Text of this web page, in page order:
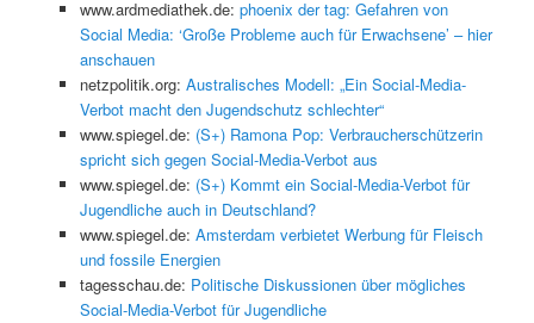
www.ardmediathek.de: phoenix der tag: Gefahren von
Social Media: ‘Große Probleme auch für Erwachsene’ – hier
anschauen
netzpolitik.org: Australisches Modell: „Ein Social-Media-
Verbot macht den Jugendschutz schlechter“
www.spiegel.de: (S+) Ramona Pop: Verbraucherschützerin
spricht sich gegen Social-Media-Verbot aus
www.spiegel.de: (S+) Kommt ein Social-Media-Verbot für
Jugendliche auch in Deutschland?
www.spiegel.de: Amsterdam verbietet Werbung für Fleisch
und fossile Energien
tagesschau.de: Politische Diskussionen über mögliches
Social-Media-Verbot für Jugendliche